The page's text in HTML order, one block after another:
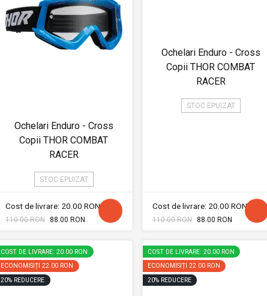
Ochelari Enduro - Cross
Copii THOR COMBAT
RACER
STOC EPUIZAT
Cost de livrare: 20.00 RON
110.00 RON 88.00 RON
Ochelari Enduro - Cross
Copii THOR COMBAT
RACER
STOC EPUIZAT
Cost de livrare: 20.00 RON
110.00 RON 88.00 RON
COST DE LIVRARE: 20.00 RON
ECONOMISIȚI 22.00 RON
20% REDUCERE
COST DE LIVRARE: 20.00 RON
ECONOMISIȚI 22.00 RON
20% REDUCERE